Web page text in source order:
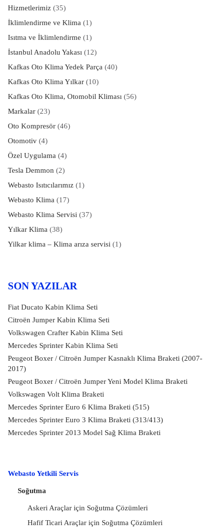
Hizmetlerimiz(35)
İklimlendirme ve Klima (1)
Isıtma ve İklimlendirme (1)
İstanbul Anadolu Yakası (12)
Kafkas Oto Klima Yedek Parça (40)
Kafkas Oto Klima Yılkar(10)
Kafkas Oto Klima, Otomobil Kliması (56)
Markalar(23)
Oto Kompresör(46)
Otomotiv(4)
Özel Uygulama (4)
Tesla Demmon (2)
Webasto Isıtıcılarımız(1)
Webasto Klima (17)
Webasto Klima Servisi (37)
Yılkar Klima (38)
Yilkar klima – Klima arıza servisi (1)
SON YAZILAR
Fiat Ducato Kabin Klima Seti
Citroën Jumper Kabin Klima Seti
Volkswagen Crafter Kabin Klima Seti
Mercedes Sprinter Kabin Klima Seti
Peugeot Boxer / Citroën Jumper Kasnaklı Klima Braketi (2007-
2017)
Peugeot Boxer / Citroën Jumper Yeni Model Klima Braketi
Volkswagen Volt Klima Braketi
Mercedes Sprinter Euro 6 Klima Braketi (515)
Mercedes Sprinter Euro 3 Klima Braketi (313/413)
Mercedes Sprinter 2013 Model Sağ Klima Braketi
Webasto Yetkili Servis
Soğutma
Askeri Araçlar için Soğutma Çözümleri
Hafif Ticari Araçlar için Soğutma Çözümleri